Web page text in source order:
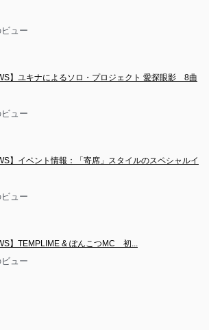
ュー
】ユキナによるソロ・プロジェクト 愛探眼影　8曲
ュー
】イベント情報：「寄席」スタイルのスペシャルイ
ュー
】TEMPLIME & ぽんこつMC　初...
ュー